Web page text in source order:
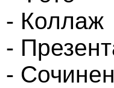
- Коллаж
-
-